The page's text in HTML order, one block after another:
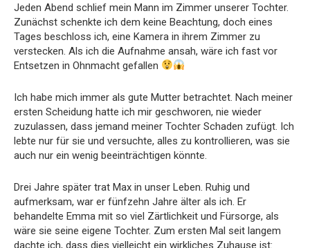
Jeden Abend schlief mein Mann im Zimmer unserer Tochter.
Zunächst schenkte ich dem keine Beachtung, doch eines
Tages beschloss ich, eine Kamera in ihrem Zimmer zu
verstecken. Als ich die Aufnahme ansah, wäre ich fast vor
Entsetzen in Ohnmacht gefallen
Ich habe mich immer als gute Mutter betrachtet. Nach meiner
ersten Scheidung hatte ich mir geschworen, nie wieder
zuzulassen, dass jemand meiner Tochter Schaden zufügt. Ich
lebte nur für sie und versuchte, alles zu kontrollieren, was sie
auch nur ein wenig beeinträchtigen könnte.
Drei Jahre später trat Max in unser Leben. Ruhig und
aufmerksam, war er fünfzehn Jahre älter als ich. Er
behandelte Emma mit so viel Zärtlichkeit und Fürsorge, als
wäre sie seine eigene Tochter. Zum ersten Mal seit langem
dachte ich, dass dies vielleicht ein wirkliches Zuhause ist: